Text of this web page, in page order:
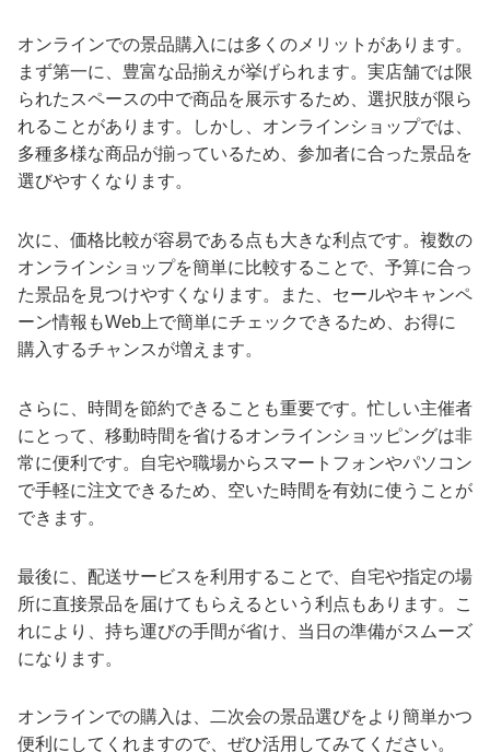
オンラインでの景品購入には多くのメリットがあります。
まず第一に、豊富な品揃えが挙げられます。実店舗では限
られたスペースの中で商品を展示するため、選択肢が限ら
れることがあります。しかし、オンラインショップでは、
多種多様な商品が揃っているため、参加者に合った景品を
選びやすくなります。
次に、価格比較が容易である点も大きな利点です。複数の
オンラインショップを簡単に比較することで、予算に合っ
た景品を見つけやすくなります。また、セールやキャンペ
ーン情報もWeb上で簡単にチェックできるため、お得に
購入するチャンスが増えます。
さらに、時間を節約できることも重要です。忙しい主催者
にとって、移動時間を省けるオンラインショッピングは非
常に便利です。自宅や職場からスマートフォンやパソコン
で手軽に注文できるため、空いた時間を有効に使うことが
できます。
最後に、配送サービスを利用することで、自宅や指定の場
所に直接景品を届けてもらえるという利点もあります。こ
れにより、持ち運びの手間が省け、当日の準備がスムーズ
になります。
オンラインでの購入は、二次会の景品選びをより簡単かつ
便利にしてくれますので、ぜひ活用してみてください。